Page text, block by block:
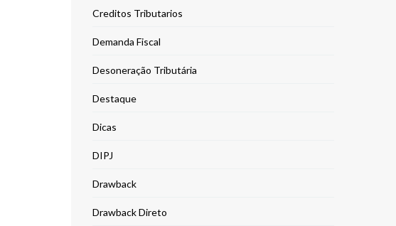
Creditos Tributarios
Demanda Fiscal
Desoneração Tributária
Destaque
Dicas
DIPJ
Drawback
Drawback Direto